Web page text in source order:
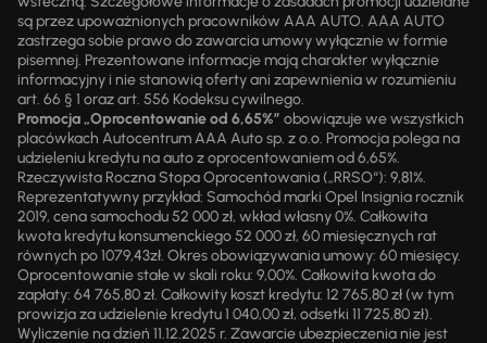
są przez upoważnionych pracowników AAA AUTO. AAA AUTO
zastrzega sobie prawo do zawarcia umowy wyłącznie w formie
pisemnej. Prezentowane informacje mają charakter wyłącznie
informacyjny i nie stanowią oferty ani zapewnienia w rozumieniu
art. 66 § 1 oraz art. 556 Kodeksu cywilnego.
Promocja „Oprocentowanie od 6,65%” obowiązuje we wszystkich
placówkach Autocentrum AAA Auto sp. z o.o. Promocja polega na
udzieleniu kredytu na auto z oprocentowaniem od 6,65%.
Rzeczywista Roczna Stopa Oprocentowania („RRSO“): 9,81%.
Reprezentatywny przykład: Samochód marki Opel Insignia rocznik
2019, cena samochodu 52 000 zł, wkład własny 0%. Całkowita
kwota kredytu konsumenckiego 52 000 zł, 60 miesięcznych rat
równych po 1079,43zł. Okres obowiązywania umowy: 60 miesięcy.
Oprocentowanie stałe w skali roku: 9,00%. Całkowita kwota do
zapłaty: 64 765,80 zł. Całkowity koszt kredytu: 12 765,80 zł (w tym
prowizja za udzielenie kredytu 1 040,00 zł, odsetki 11 725,80 zł).
Wyliczenie na dzień 11.12.2025 r. Zawarcie ubezpieczenia nie jest